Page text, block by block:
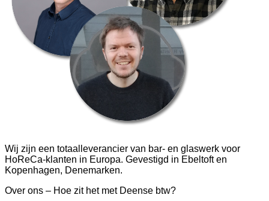
Wij zijn een totaalleverancier van bar- en glaswerk voor
HoReCa-klanten in Europa. Gevestigd in Ebeltoft en
Kopenhagen, Denemarken.
Over ons – Hoe zit het met Deense btw?